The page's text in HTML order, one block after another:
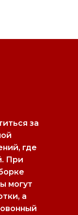
за
где
При
могут
а